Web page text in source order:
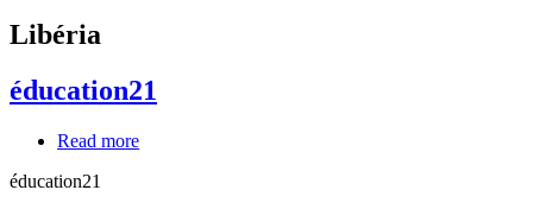
Libéria
éducation21
Read more
éducation21